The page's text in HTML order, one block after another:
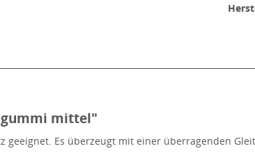
mittel"
geeignet. Es überzeugt mit einer überragenden